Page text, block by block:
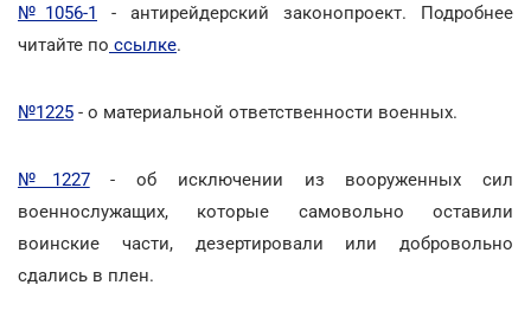
№1056-1
- антирейдерский законопроект. Подробнее
читайте по ссылке.
№1225 - о материальной ответственности военных.
№1227- об исключении из вооруженных сил
военнослужащих, которые самовольно оставили
воинские части, дезертировали или добровольно
сдались в плен.